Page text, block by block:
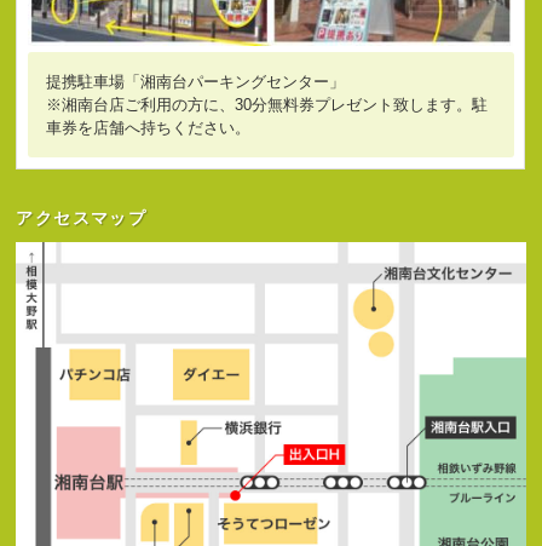
提携駐車場「湘南台パーキングセンター」
※湘南台店ご利用の方に、30分無料券プレゼント致します。駐
車券を店舗へ持ちください。
アクセスマップ